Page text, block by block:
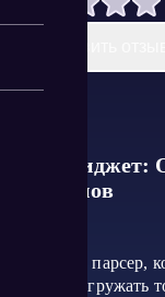
DPL #Виджет:
магазинов
Облачный парсер,
удобно выгружать